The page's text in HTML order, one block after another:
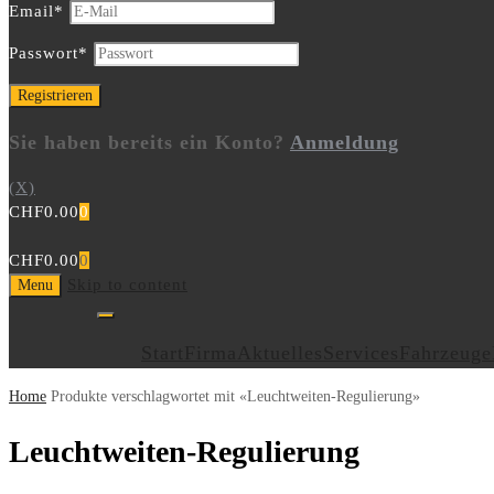
Email*
Passwort*
Sie haben bereits ein Konto? Anmeldung
(X)
CHF0.000
CHF0.000
Menu
Home Produkte verschlagwortet mit «Leuchtweiten-Regulierung»
Leuchtweiten-Regulierung